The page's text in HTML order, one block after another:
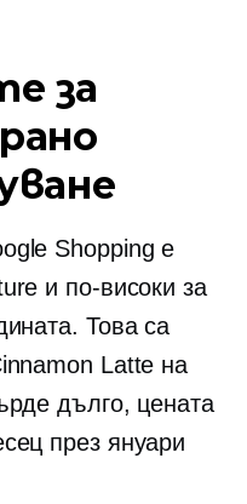
за
Shopping е
и по-високи за
Това са
Latte на
дълго, цената
през януари